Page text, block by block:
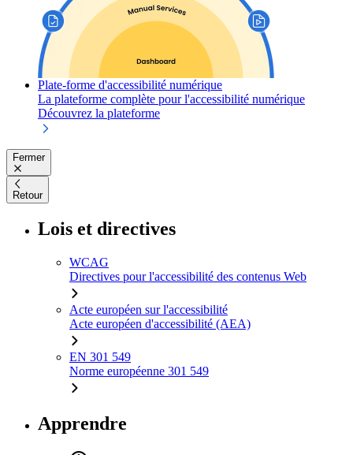
Plate-forme d'accessibilité numérique
La plateforme complète pour l'accessibilité numérique
Découvrez la plateforme
Fermer
Retour
Lois et directives
WCAG
Directives pour l'accessibilité des contenus Web
Acte européen sur l'accessibilité
Acte européen d'accessibilité (AEA)
EN 301 549
Norme européenne 301 549
Apprendre